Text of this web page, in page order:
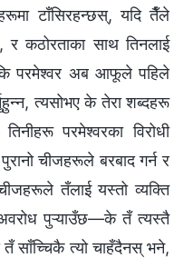
टाँसिरहन्छस्, यदि तैँले
र कठोरताका साथ तिनलाई
परमेश्‍वर अब आफूले पहिले
त्यसोभए के तेरा शब्दहरू
परमेश्‍वरका विरोधी
चीजहरूले बरबाद गर्न र
तँलाई यस्तो व्यक्ति
पुऱ्याउँछ—के तँ त्यस्तै
तँ साँच्चिकै त्यो चाहँदैनस् भने,